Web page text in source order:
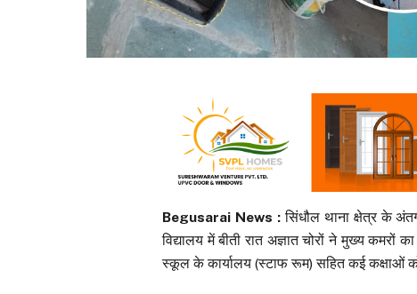
Begusarai News :सिंधौल थाना क्षेत्र के
विद्यालय में बीती रात अज्ञात चोरों ने मुख्य कमरों
स्कूल के कार्यालय (स्टाफ रूम) सहित कई कक्षाओं को